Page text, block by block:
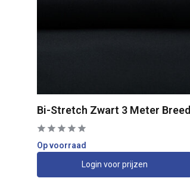
Bi-Stretch Zwart 3 Meter Breed
Op voorraad
Login voor prijzen